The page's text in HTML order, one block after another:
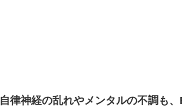
自律神経の乱れやメンタルの不調も